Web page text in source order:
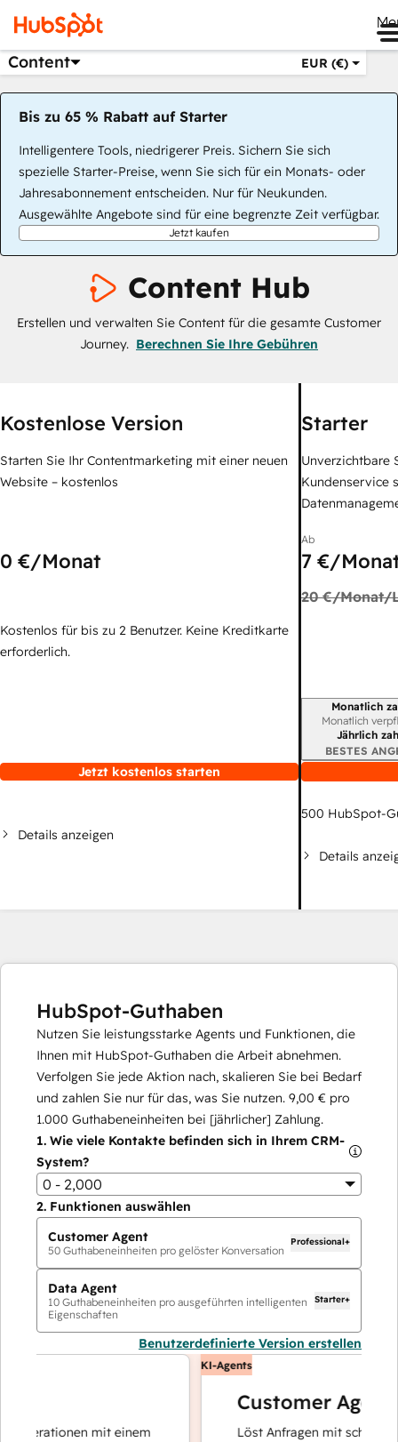
Content EUR (€)
Bis zu 65 % Rabatt auf Starter
Intelligentere Tools, niedrigerer Preis. Sichern Sie sich
spezielle Starter-Preise, wenn Sie sich für ein Monats- oder
Jahresabonnement entscheiden. Nur für Neukunden.
Ausgewählte Angebote sind für eine begrenzte Zeit verfügbar.
Jetzt kaufen
Content Hub
Erstellen und verwalten Sie Content für die gesamte Customer
Journey. Berechnen Sie Ihre Gebühren
Kostenlose Version
Starten Sie Ihr Contentmarketing mit einer neuen
Website – kostenlos
0 €/Monat
Kostenlos für bis zu 2 Benutzer. Keine Kreditkarte
erforderlich.
Jetzt kostenlos starten
Details anzeigen
Starter
Unverzichtbare
Kundenservice
Ab
7 €/
20 €/Monat/
Monatlich
Monatlich
Jährlich
BESTES
500 HubSpot-
Details
HubSpot-Guthaben
Nutzen Sie leistungsstarke Agents und Funktionen, die
Ihnen mit HubSpot-Guthaben die Arbeit abnehmen.
Verfolgen Sie jede Aktion nach, skalieren Sie bei Bedarf
und zahlen Sie nur für das, was Sie nutzen. 9,00 € pro
1.000 Guthabeneinheiten bei [jährlicher] Zahlung.
1. Wie viele Kontakte befinden sich in Ihrem CRM-
System?
0 - 2,000
2. Funktionen auswählen
Customer Agent
50 Guthabeneinheiten pro gelöster Konversation
Professional+
Data Agent
10 Guthabeneinheiten pro ausgeführten intelligenten
Eigenschaften
Starter+
Benutzerdefinierte Version erstellen
mit einem
KI-Agents
Customer Agent
Löst Anfragen mit schnellen,